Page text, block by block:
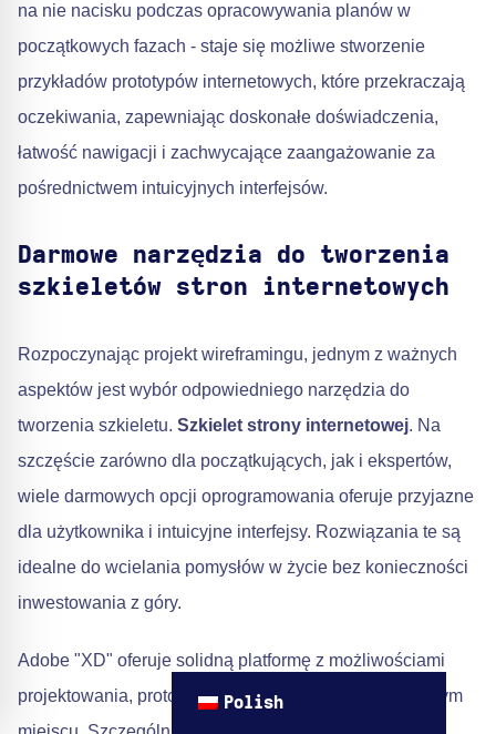
na nie nacisku podczas opracowywania planów w
początkowych fazach - staje się możliwe stworzenie
przykładów prototypów internetowych, które przekraczają
oczekiwania, zapewniając doskonałe doświadczenia,
łatwość nawigacji i zachwycające zaangażowanie za
pośrednictwem intuicyjnych interfejsów.
Darmowe narzędzia do tworzenia
szkieletów stron internetowych
Rozpoczynając projekt wireframingu, jednym z ważnych
aspektów jest wybór odpowiedniego narzędzia do
tworzenia szkieletu. Szkielet strony internetowej. Na
szczęście zarówno dla początkujących, jak i ekspertów,
wiele darmowych opcji oprogramowania oferuje przyjazne
dla użytkownika i intuicyjne interfejsy. Rozwiązania te są
idealne do wcielania pomysłów w życie bez konieczności
inwestowania z góry.
Adobe "XD" oferuje solidną platformę z możliwościami
projektowania, prototypowania i udostępniania w jednym
Polish